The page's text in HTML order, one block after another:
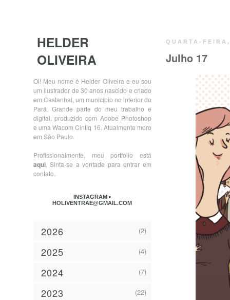
QUARTA-
Julho 17
HELDER
OLIVEIRA
Oi! Meu nome é Helder Oliveira e eu sou
um ilustrador de 30 anos nascido e criado
em Castanhal, um município no interior do
Pará. Grande parte do meu trabalho é
digital, produzido com Adobe Photoshop
e uma Wacom Cintiq 16. Atualmente moro
em São Paulo.
Profissionalmente, meu portfólio está
aqui . Sinta-se a vontade para entrar em
contato.
INSTAGRAM•
HOLIVENTRAE@GMAIL.COM
2026 (2)
2025 (4)
2024 (7)
2023 (22)